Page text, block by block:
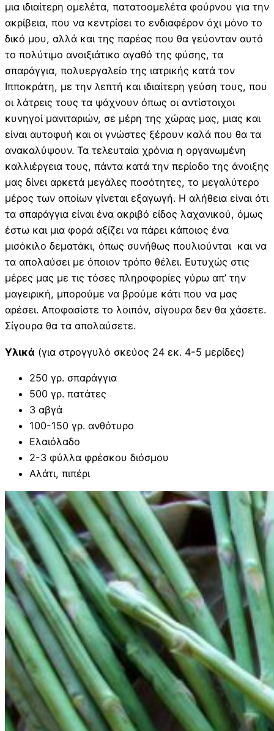
μια ιδιαίτερη ομελέτα, πατατοομελέτα φούρνου για την
ακρίβεια, που να κεντρίσει το ενδιαφέρον όχι μόνο το
δικό μου, αλλά και της παρέας που θα γεύονταν αυτό
το πολύτιμο ανοιξιάτικο αγαθό της φύσης, τα
σπαράγγια, πολυεργαλείο της ιατρικής κατά τον
Ιπποκράτη, με την λεπτή και ιδιαίτερη γεύση τους, που
οι λάτρεις τους τα ψάχνουν όπως οι αντίστοιχοι
κυνηγοί μανιταριών, σε μέρη της χώρας μας, μιας και
είναι αυτοφυή και οι γνώστες ξέρουν καλά που θα τα
ανακαλύψουν. Τα τελευταία χρόνια η οργανωμένη
καλλιέργεια τους, πάντα κατά την περίοδο της άνοιξης
μας δίνει αρκετά μεγάλες ποσότητες, το μεγαλύτερο
μέρος των οποίων γίνεται εξαγωγή. Η αλήθεια είναι ότι
τα σπαράγγια είναι ένα ακριβό είδος λαχανικού, όμως
έστω και μια φορά αξίζει να πάρει κάποιος ένα
μισόκιλο δεματάκι, όπως συνήθως πουλιούνται και να
τα απολαύσει με όποιον τρόπο θέλει. Ευτυχώς στις
μέρες μας με τις τόσες πληροφορίες γύρω απ’ την
μαγειρική, μπορούμε να βρούμε κάτι που να μας
αρέσει. Αποφασίστε το λοιπόν, σίγουρα δεν θα χάσετε.
Σίγουρα θα τα απολαύσετε.
Υλικά (για στρογγυλό σκεύος 24 εκ. 4-5 μερίδες)
250 γρ. σπαράγγια
500 γρ. πατάτες
3 αβγά
100-150 γρ. ανθότυρο
Ελαιόλαδο
2-3 φύλλα φρέσκου διόσμου
Αλάτι, πιπέρι